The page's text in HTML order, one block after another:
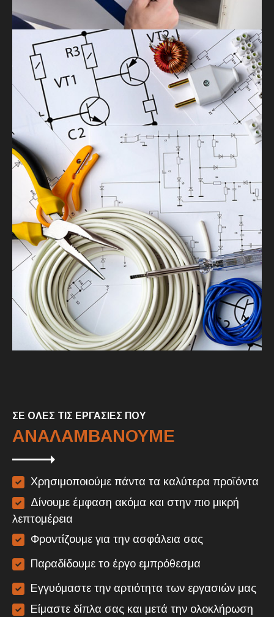
ΣΕ ΟΛΕΣ ΤΙΣ ΕΡΓΑΣΙΕΣ ΠΟΥ
ΑΝΑΛΑΜΒΑΝΟΥΜΕ
Χρησιμοποιούμε πάντα τα καλύτερα προϊόντα
Δίνουμε έμφαση ακόμα και στην πιο μικρή
λεπτομέρεια
Φροντίζουμε για την ασφάλεια σας
Παραδίδουμε το έργο εμπρόθεσμα
Εγγυόμαστε την αρτιότητα των εργασιών μας
Είμαστε δίπλα σας και μετά την ολοκλήρωση